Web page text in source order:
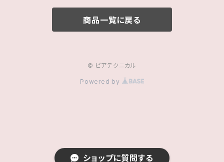
ショップに質問する
商品一覧に戻る
© ピアテクニカル
Powered by